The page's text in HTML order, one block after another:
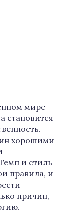
мире
становится
хорошими
и стиль
правила, и
причин,